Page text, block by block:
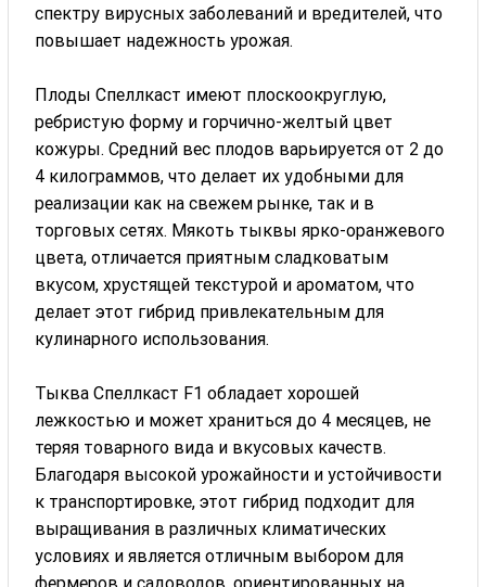
спектру вирусных заболеваний и вредителей, что
повышает надежность урожая.
Плоды Спеллкаст имеют плоскоокруглую,
ребристую форму и горчично-желтый цвет
кожуры. Средний вес плодов варьируется от 2 до
4 килограммов, что делает их удобными для
реализации как на свежем рынке, так и в
торговых сетях. Мякоть тыквы ярко-оранжевого
цвета, отличается приятным сладковатым
вкусом, хрустящей текстурой и ароматом, что
делает этот гибрид привлекательным для
кулинарного использования.
Тыква Спеллкаст F1 обладает хорошей
лежкостью и может храниться до 4 месяцев, не
теряя товарного вида и вкусовых качеств.
Благодаря высокой урожайности и устойчивости
к транспортировке, этот гибрид подходит для
выращивания в различных климатических
условиях и является отличным выбором для